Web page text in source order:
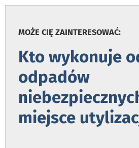
MOŻE CIĘ ZAINTERESOWAĆ:
Kto wykonuje
odpadów
miejsce